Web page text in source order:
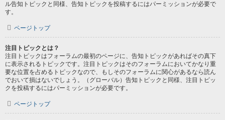
ル告知トピックと同様、告知トピックを投稿するにはパーミッションが必要で
す。
ページトップ
注目トピックとは？
注目トピックはフォーラムの最初のページに、告知トピックがあればその真下
に表示されるトピックです。注目トピックはそのフォーラムにおいてかなり重
要な位置を占めるトピックなので、もしそのフォーラムに関心があるなら読ん
でおいて損はないでしょう。（グローバル）告知トピックと同様、注目トピッ
クを投稿するにはパーミッションが必要です。
ページトップ